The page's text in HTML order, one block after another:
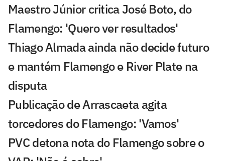
Maestro Júnior critica José Boto, do
Flamengo: 'Quero ver resultados'
Thiago Almada ainda não decide futuro
e mantém Flamengo e River Plate na
disputa
Publicação de Arrascaeta agita
torcedores do Flamengo: 'Vamos'
PVC detona nota do Flamengo sobre o